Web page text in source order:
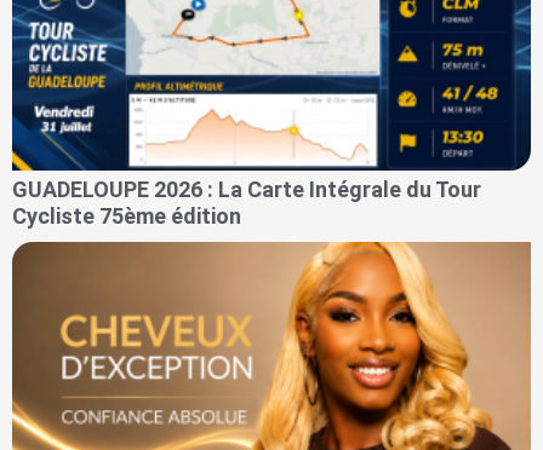
GUADELOUPE 2026 : La Carte Intégrale du Tour
Cycliste 75ème édition